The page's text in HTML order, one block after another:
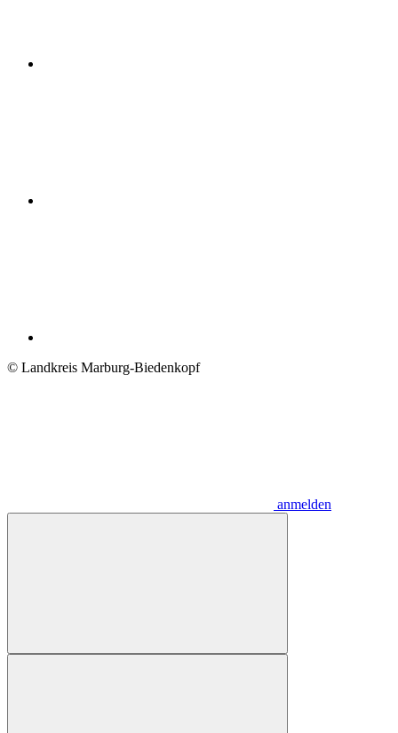
© Landkreis Marburg-Biedenkopf
anmelden